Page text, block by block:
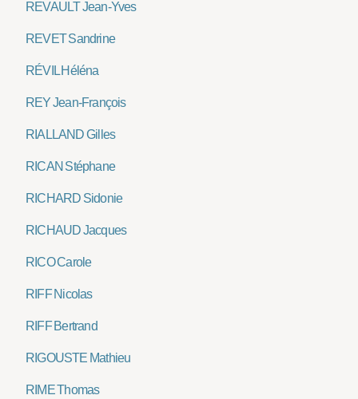
REVAULT Jean-Yves
REVET Sandrine
RÉVIL Héléna
REY Jean-François
RIALLAND Gilles
RICAN Stéphane
RICHARD Sidonie
RICHAUD Jacques
RICO Carole
RIFF Nicolas
RIFF Bertrand
RIGOUSTE Mathieu
RIME Thomas